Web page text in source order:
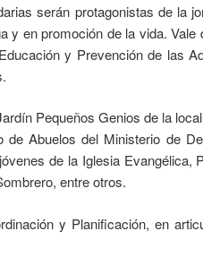
serán protagonistas de la
y en promoción de la vida. Vale
y Prevención de las
Pequeños Genios de la
Abuelos del Ministerio de
de la Iglesia Evangélica,
entre otros.
y Planificación, en